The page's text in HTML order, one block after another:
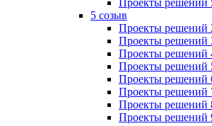
Проекты решений
5 созыв
Проекты решений
Проекты решений
Проекты решений
Проекты решений
Проекты решений
Проекты решений
Проекты решений
Проекты решений